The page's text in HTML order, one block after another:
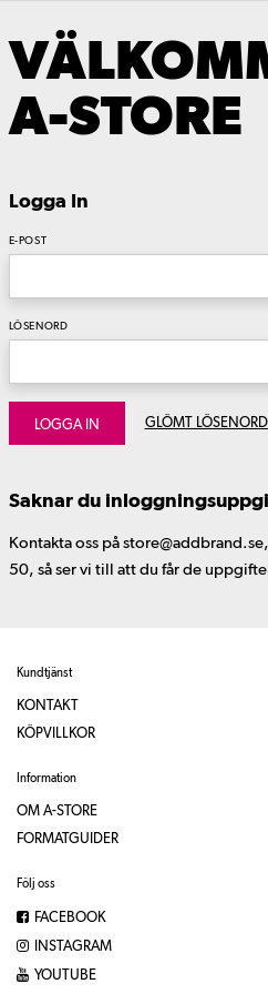
A-STORE
Logga In
E-POST
LÖSENORD
LOGGA IN GLÖMT
Saknar du
Kontakta oss på
50, så ser vi till att du får de
Kundtjänst
KONTAKT
KÖPVILLKOR
Information
OM A-STORE
FORMATGUIDER
Följ oss
FACEBOOK
INSTAGRAM
YOUTUBE